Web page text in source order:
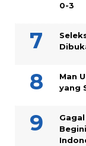
0-3
Man
yang